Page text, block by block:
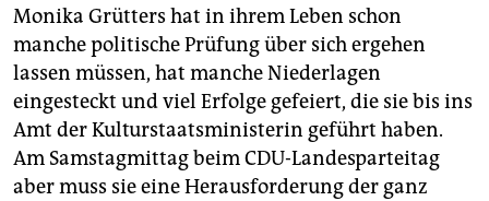
fragen & hilfe
unterstützen
abo
genossenschaft
epaper login
Monika Grütters hat in ihrem Leben schon
manche politische Prüfung über sich ergehen
lassen müssen, hat manche Niederlagen
eingesteckt und viel Erfolge gefeiert, die sie bis ins
Amt der Kulturstaatsministerin geführt haben.
Am Samstagmittag beim CDU-Landesparteitag
aber muss sie eine Herausforderung der ganz